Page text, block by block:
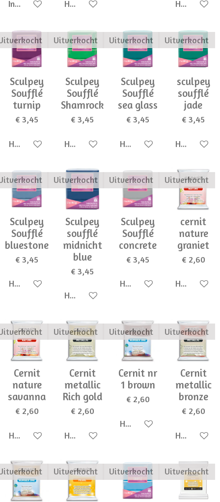
In winkelwagenHoud mij op de hoogte Houd mij
Sculpey
Soufflé
turnip
€ 3,45
Houd mij op de hoogte
Uitverkocht
Sculpey
Soufflé
Shamrock
€ 3,45
Houd mij op de hoogte
Uitverkocht
Sculpey
Soufflé
sea glass
€ 3,45
Houd mij op de hoogte
Uitverkocht
sculpey
soufflé
jade
€ 3,45
Houd mij
Sculpey
Soufflé
bluestone
€ 3,45
Houd mij op de hoogte
Uitverkocht
Sculpey
soufflé
midnicht
blue
€ 3,45
Houd mij op de hoogte
Uitverkocht
Sculpey
Soufflé
concrete
€ 3,45
Houd mij op de hoogte
Uitverkocht
cernit
nature
graniet
€ 2,60
Houd mij
Cernit
nature
savanna
€ 2,60
Houd mij op de hoogte
Uitverkocht
Cernit
metallic
Rich gold
€ 2,60
Houd mij op de hoogte
Uitverkocht
Cernit nr
1 brown
€ 2,60
Houd mij op de hoogte
Uitverkocht
Cernit
metallic
bronze
€ 2,60
Houd mij
Uitverkocht Uitverkocht Uitverkocht